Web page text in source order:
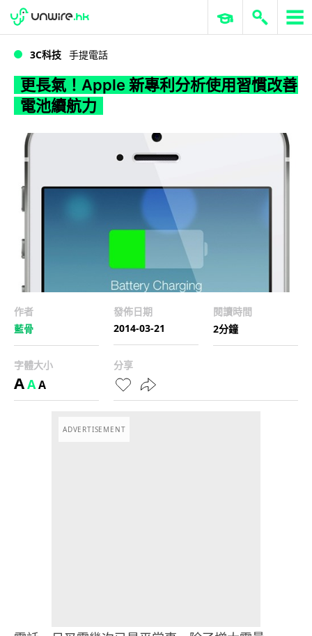
WWDC 2026 ERP 與商業 AI
3C科技 手提電話
更長氣！Apple 新專利分析使用習慣改善
電池續航力
作者
藍骨
發佈日期
2014-03-21
閱讀時間
2分鐘
字體大小
AAA
分享
ADVERTISEMENT